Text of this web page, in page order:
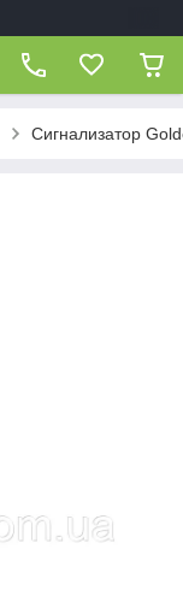
Сигнализатор